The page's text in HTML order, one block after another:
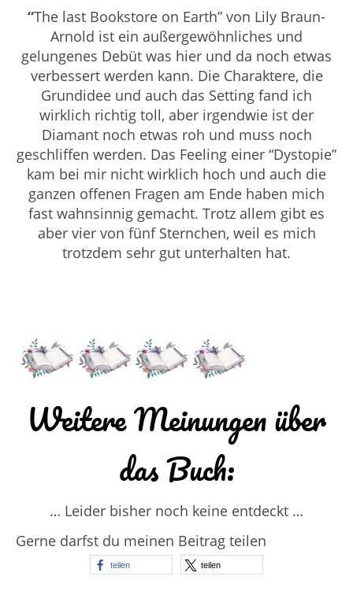
“The last Bookstore on Earth” von Lily Braun-
Arnold ist ein außergewöhnliches und
gelungenes Debüt was hier und da noch etwas
verbessert werden kann. Die Charaktere, die
Grundidee und auch das Setting fand ich
wirklich richtig toll, aber irgendwie ist der
Diamant noch etwas roh und muss noch
geschliffen werden. Das Feeling einer “Dystopie”
kam bei mir nicht wirklich hoch und auch die
ganzen offenen Fragen am Ende haben mich
fast wahnsinnig gemacht. Trotz allem gibt es
aber vier von fünf Sternchen, weil es mich
trotzdem sehr gut unterhalten hat.
Weitere Meinungen über
das Buch:
… Leider bisher noch keine entdeckt …
Gerne darfst du meinen Beitrag teilen
teilen teilen